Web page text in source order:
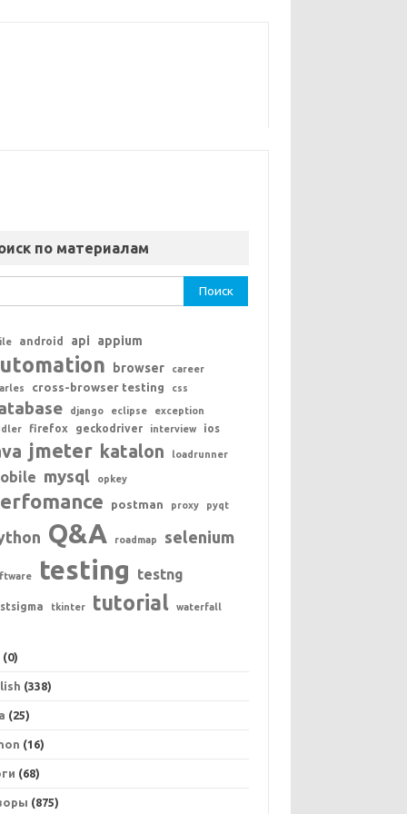
по материалам
android api appium
browser
career
cross-browser testing css
django eclipse
exception
firefox geckodriver interview ios
jmeter katalon loadrunner
mysql opkey
postman proxy pyqt
Q&A roadmap selenium
testing testng
tkinter tutorial waterfall
(0)
(338)
(25)
(16)
(68)
(875)